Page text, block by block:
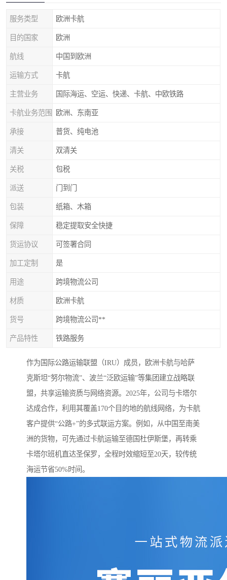
服务类型 欧洲卡航
目的国家 欧洲
航线 中国到欧洲
运输方式 卡航
主营业务 国际海运、空运、快递、卡航、中欧铁路
卡航业务范围 欧洲、东南亚
承接 普货、纯电池
清关 双清关
关税 包税
派送 门到门
包装 纸箱、木箱
保障 稳定提取安全快捷
货运协议 可签署合同
加工定制 是
用途 跨境物流公司
材质 欧洲卡航
货号 跨境物流公司**
产品特性 铁路服务
作为国际公路运输联盟（IRU）成员，欧洲卡航与哈萨
克斯坦“努尔物流”、波兰“泛欧运输”等集团建立战略联
盟，共享运输资质与网络资源。2025年，公司与卡塔尔
达成合作，利用其覆盖170个目的地的航线网络，为卡航
客户提供“公路+”的多式联运方案。例如，从中国至南美
洲的货物，可先通过卡航运输至德国杜伊斯堡，再转乘
卡塔尔班机直达圣保罗，全程时效缩短至20天，较传统
海运节省50%时间。